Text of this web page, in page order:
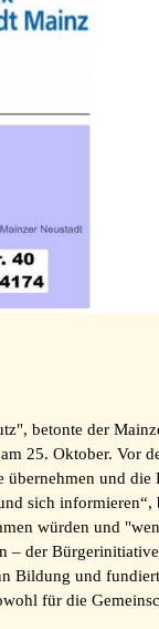
betonte der
25. Oktober. Vor
und
sich informieren“,
würden und
– der
Bildung und
für die